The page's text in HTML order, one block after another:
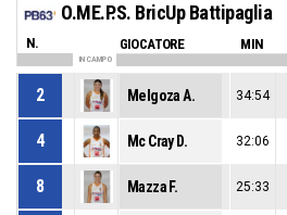
O.ME.P.S. BricUp Battipaglia
N. GIOCATORE MIN
IN CAMPO
2 Melgoza A. 34:54
4 Mc Cray D. 32:06
8 Mazza F. 25:33